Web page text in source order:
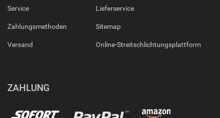
Service
Zahlungsmethoden
Versand
Lieferservice
Sitemap
Online-Streitschlichtungsplattform
ZAHLUNG